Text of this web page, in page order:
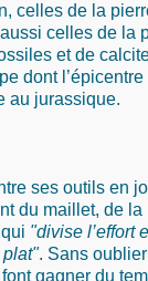
celles de la
celles de la
et de
dont
au jurassique.
ses outils en
du maillet, de
"divise l’effort
plat". Sans
gagner du